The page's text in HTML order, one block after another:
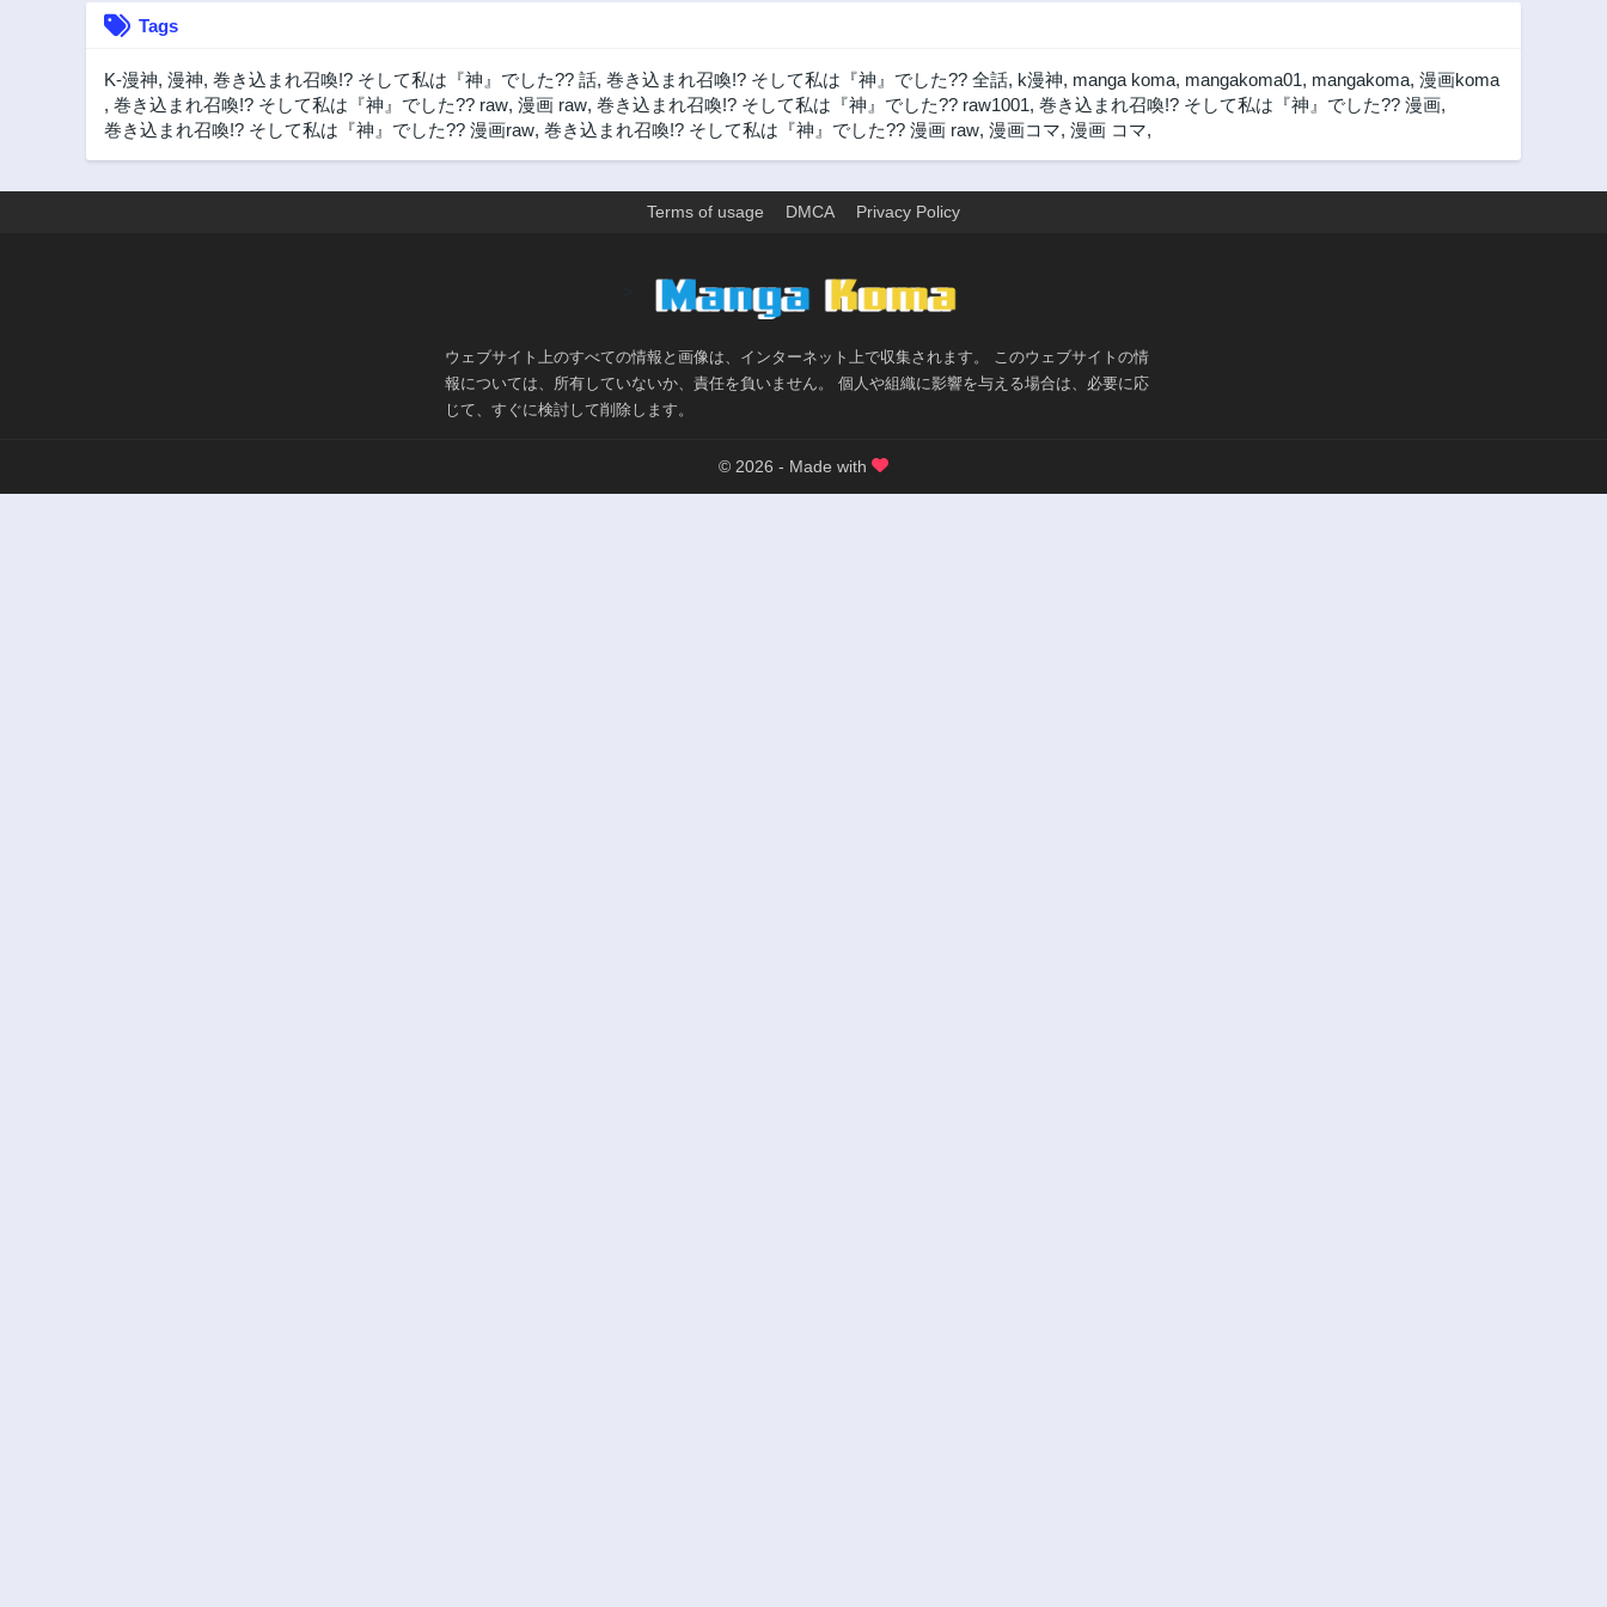
Tags
K-漫神, 漫神, 巻き込まれ召喚!? そして私は『神』でした?? 話, 巻き込まれ召喚!? そして私は『神』でした?? 全話, k漫神, manga koma, mangakoma01, mangakoma, 漫画koma
, 巻き込まれ召喚!? そして私は『神』でした?? raw, 漫画 raw, 巻き込まれ召喚!? そして私は『神』でした?? raw1001, 巻き込まれ召喚!? そして私は『神』でした?? 漫画,
巻き込まれ召喚!? そして私は『神』でした?? 漫画raw, 巻き込まれ召喚!? そして私は『神』でした?? 漫画 raw, 漫画コマ, 漫画 コマ,
Terms of usage DMCA Privacy Policy
ウェブサイト上のすべての情報と画像は、インターネット上で収集されます。 このウェブサイトの情
報については、所有していないか、責任を負いません。 個人や組織に影響を与える場合は、必要に応
じて、すぐに検討して削除します。
© 2026 - Made with